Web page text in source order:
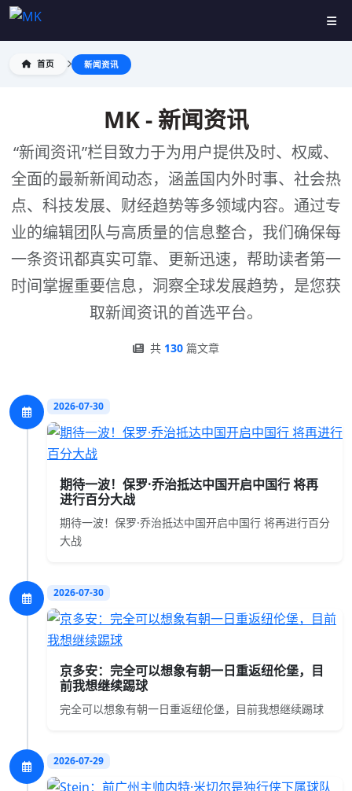
首页 新闻资讯
MK - 新闻资讯
“新闻资讯”栏目致力于为用户提供及时、权威、
全面的最新新闻动态，涵盖国内外时事、社会热
点、科技发展、财经趋势等多领域内容。通过专
业的编辑团队与高质量的信息整合，我们确保每
一条资讯都真实可靠、更新迅速，帮助读者第一
时间掌握重要信息，洞察全球发展趋势，是您获
取新闻资讯的首选平台。
共 130 篇文章
2026-07-30
期待一波！保罗·乔治抵达中国开启中国行 将再
进行百分大战
期待一波！保罗·乔治抵达中国开启中国行 将再进行百分
大战
2026-07-30
京多安：完全可以想象有朝一日重返纽伦堡，目
前我想继续踢球
完全可以想象有朝一日重返纽伦堡，目前我想继续踢球
2026-07-29